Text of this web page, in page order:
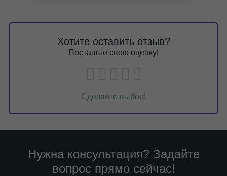
Хотите оставить отзыв?
Поставьте свою оценку!
Сделайте выбор!
Нужна консультация? Задайте
вопрос прямо сейчас!